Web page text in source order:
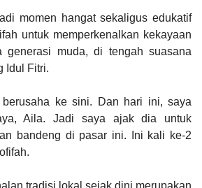
momen hangat sekaligus edukatif
untuk memperkenalkan kekayaan
generasi muda, di tengah suasana
Idul Fitri.
ke sini. Dan hari ini, saya
Aila. Jadi saya ajak dia untuk
bandeng di pasar ini. Ini kali ke-2
tradisi lokal sejak dini merupakan